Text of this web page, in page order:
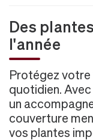
Des
l'année
Protégez votre
quotidien.
un
couverture
vos plantes